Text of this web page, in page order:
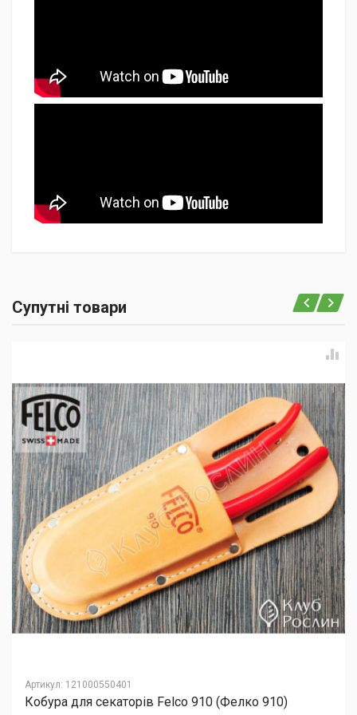
Супутні товари
Артикул: 121000550401
Кобура для секаторів Felco 910 (Фелко 910)